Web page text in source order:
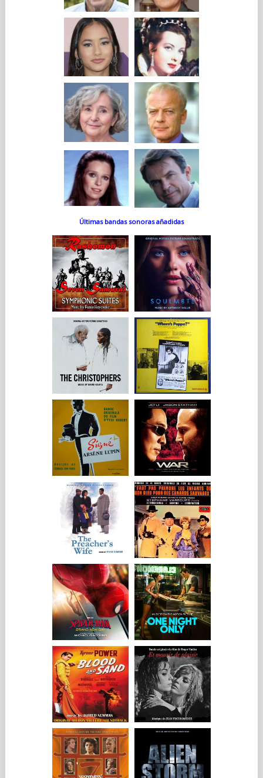
Últimas bandas sonoras añadidas